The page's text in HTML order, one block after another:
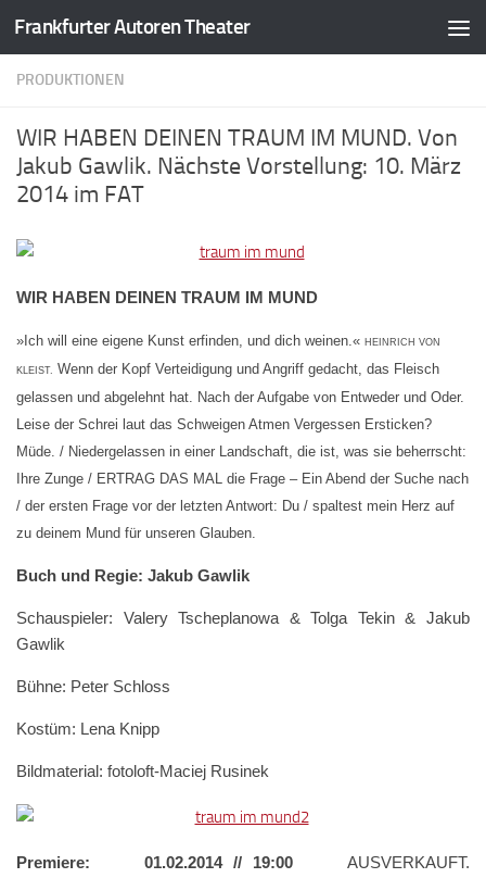
Zum Inhalt springen
Frankfurter Autoren Theater
PRODUKTIONEN
WIR HABEN DEINEN TRAUM IM MUND. Von
Jakub Gawlik. Nächste Vorstellung: 10. März
2014 im FAT
WIR HABEN DEINEN TRAUM IM MUND
»Ich will eine eigene Kunst erfinden, und dich weinen.« HEINRICH VON
KLEIST. Wenn der Kopf Verteidigung und Angriff gedacht, das Fleisch
gelassen und abgelehnt hat. Nach der Aufgabe von Entweder und Oder.
Leise der Schrei laut das Schweigen Atmen Vergessen Ersticken?
Müde. / Niedergelassen in einer Landschaft, die ist, was sie beherrscht:
Ihre Zunge / ERTRAG DAS MAL die Frage – Ein Abend der Suche nach
/ der ersten Frage vor der letzten Antwort: Du / spaltest mein Herz auf
zu deinem Mund für unseren Glauben.
Buch und Regie: Jakub Gawlik
Schauspieler: Valery Tscheplanowa & Tolga Tekin & Jakub
Gawlik
Bühne: Peter Schloss
Kostüm: Lena Knipp
Bildmaterial: fotoloft-Maciej Rusinek
Premiere: 01.02.2014 // 19:00 AUSVERKAUFT.